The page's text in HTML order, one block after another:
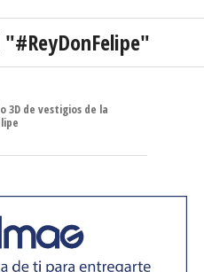
3D de vestigios de la